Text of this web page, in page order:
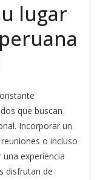
lugar
que buscan
Incorporar un
o incluso
experiencia
disfrutan de